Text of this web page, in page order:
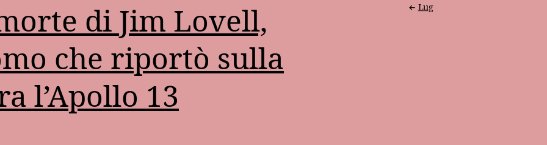
di Jim Lovell,
che riportò sulla
l’Apollo 13
Lug